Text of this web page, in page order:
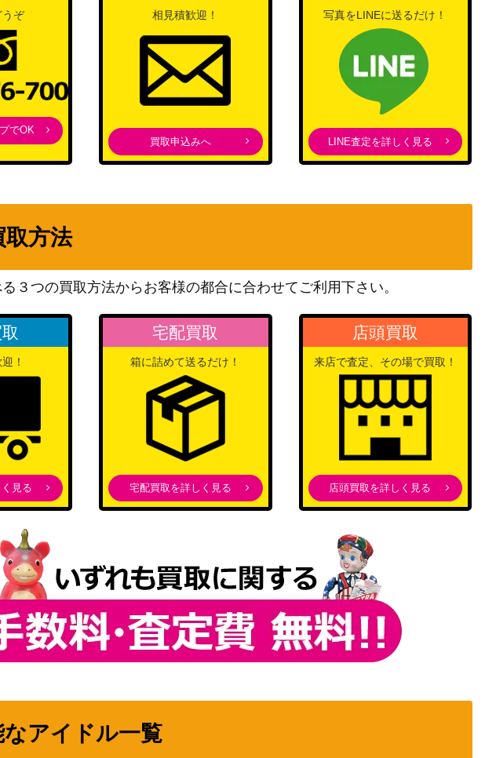
うぞ
でOK
相見積歓迎！
買取申込みへ
写真をLINEに送るだけ！
LINE査定を詳しく見る
取方法
３つの買取方法からお客様の都合に合わせてご利用下さい。
！
見る
宅配買取
箱に詰めて送るだけ！
宅配買取を詳しく見る
店頭買取
来店で査定、その場で買取！
店頭買取を詳しく見る
なアイドル一覧